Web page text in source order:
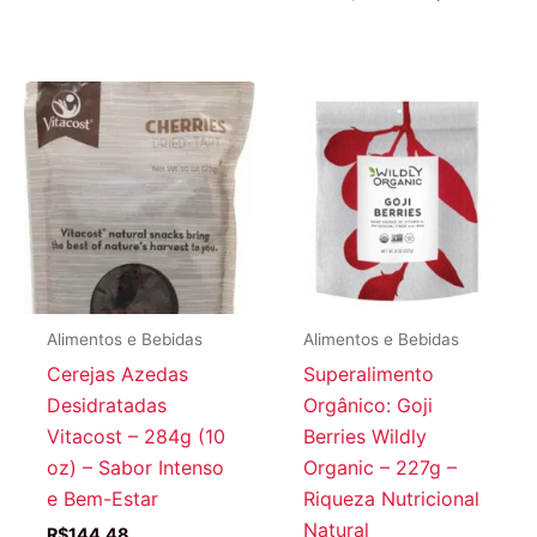
Alimentos e Bebidas
Cerejas Azedas
Desidratadas
Vitacost – 284g (10
oz) – Sabor Intenso
e Bem-Estar
Alimentos e Bebidas
Superalimento
Orgânico: Goji
Berries Wildly
Organic – 227g –
Riqueza Nutricional
Natural